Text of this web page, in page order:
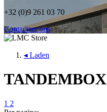
+32 (0)9 261 03 70
Contacteer ons
◂ Laden
TANDEMBOX
1 2